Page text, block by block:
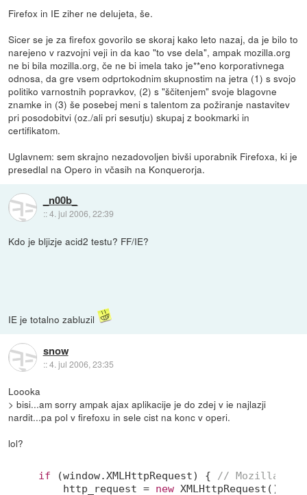
Firefox in IE ziher ne delujeta, še.
Sicer se je za firefox govorilo se skoraj kako leto nazaj, da je bilo to
narejeno v razvojni veji in da kao "to vse dela", ampak mozilla.org
ne bi bila mozilla.org, če ne bi imela tako je**eno korporativnega
odnosa, da gre vsem odprtokodnim skupnostim na jetra (1) s svojo
politiko varnostnih popravkov, (2) s "ščitenjem" svoje blagovne
znamke in (3) še posebej meni s talentom za požiranje nastavitev
pri posodobitvi (oz./ali pri sesutju) skupaj z bookmarki in
certifikatom.
Uglavnem: sem skrajno nezadovoljen bivši uporabnik Firefoxa, ki je
presedlal na Opero in včasih na Konquerorja.
_n00b_
::4. jul 2006, 22:39
Kdo je bljizje acid2 testu? FF/IE?
IE je totalno zabluzil
snow
::4. jul 2006, 23:35
Loooka
> bisi...am sorry ampak ajax aplikacije je do zdej v ie najlazji
nardit...pa pol v firefoxu in sele cist na konc v operi.
lol?
if (window.XMLHttpRequest) { // Mozilla,
    http_request =
new XMLHttpRequest();